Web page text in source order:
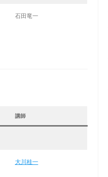
石田竜一
講師
大川桂一